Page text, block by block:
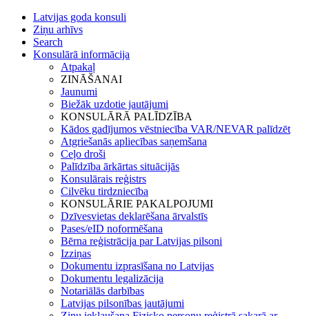
Latvijas goda konsuli
Ziņu arhīvs
Search
Konsulārā informācija
Atpakaļ
ZINĀŠANAI
Jaunumi
Biežāk uzdotie jautājumi
KONSULĀRĀ PALĪDZĪBA
Kādos gadījumos vēstniecība VAR/NEVAR palīdzēt
Atgriešanās apliecības saņemšana
Ceļo droši
Palīdzība ārkārtas situācijās
Konsulārais reģistrs
Cilvēku tirdzniecība
KONSULĀRIE PAKALPOJUMI
Dzīvesvietas deklarēšana ārvalstīs
Pases/eID noformēšana
Bērna reģistrācija par Latvijas pilsoni
Izziņas
Dokumentu izprasīšana no Latvijas
Dokumentu legalizācija
Notariālās darbības
Latvijas pilsonības jautājumi